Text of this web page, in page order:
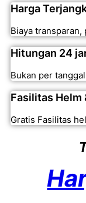
Harga
Biaya
Hitungan 24
Bukan per
Fasilitas Helm
Gratis Fasilitas